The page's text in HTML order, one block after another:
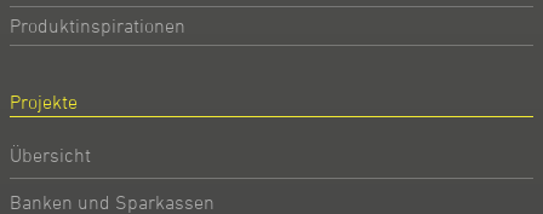
Produktinspirationen
Projekte
Übersicht
Banken und Sparkassen